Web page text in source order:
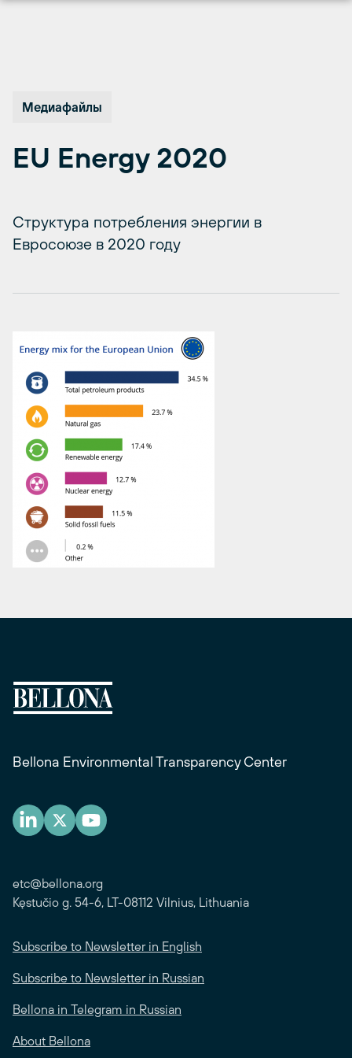
Медиафайлы
EU Energy 2020
Структура потребления энергии в
Евросоюзе в 2020 году
Bellona Environmental Transparency Center
etc@bellona.org
Kęstučio g. 54-6, LT-08112 Vilnius, Lithuania
Subscribe to Newsletter in English
Subscribe to Newsletter in Russian
Bellona in Telegram in Russian
About Bellona